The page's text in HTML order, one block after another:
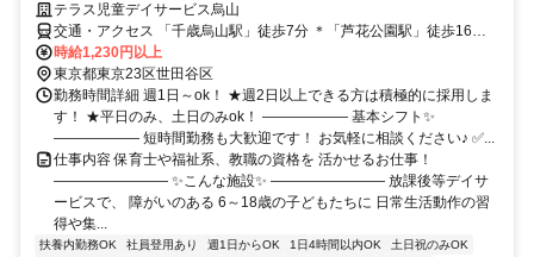
テラス児童デイサービス烏山
交通・アクセス 「千歳烏山駅」徒歩7分 ＊「芦花公園駅」徒歩16分
＊「仙川駅」徒歩18分 ※自転車・バイク通勤OK ※交通費規定支給
時給1,230円以上
東京都東京23区世田谷区
勤務時間詳細 週1日～ok！ ★週2日以上できる方は積極的に採用しま
す！ ★平日のみ、土日のみok！ ―――――― 基本シフト✨
―――――― 短時間勤務も大歓迎です！ お気軽に相談ください♪ ✅...
仕事内容 保育士や福祉系、教職の資格を 活かせるお仕事！
―――――――― ✨こんな施設✨ ―――――――― 放課後等デイサ
ービスで、 障がいのある 6～18歳の子どもたちに 日常生活動作の習
得や集...
扶養内勤務OK 社員登用あり 週1日からOK 1日4時間以内OK
土日祝のみOK